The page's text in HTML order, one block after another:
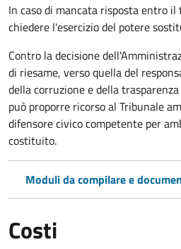
In caso di mancata risposta entro
chiedere l'esercizio del potere
Contro la decisione
di riesame, verso quella del
della corruzione e della
può proporre ricorso al Tribunale
difensore civico competente per
costituito.
Moduli da compilare e
Costi